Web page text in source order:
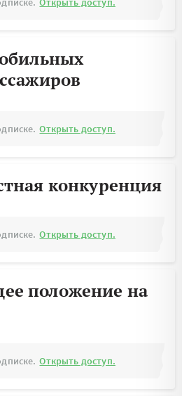
Открыть доступ.
конкуренция
Открыть доступ.
положение на
Открыть доступ.